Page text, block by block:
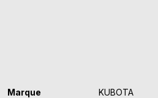
Marque
KUBOTA